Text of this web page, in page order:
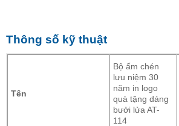
Thông số kỹ thuật
Tên
Bộ ấm chén
lưu niệm 30
năm in logo
quà tặng dáng
bưởi lửa AT-
114